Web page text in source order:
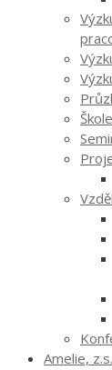
Amelie, z.s.